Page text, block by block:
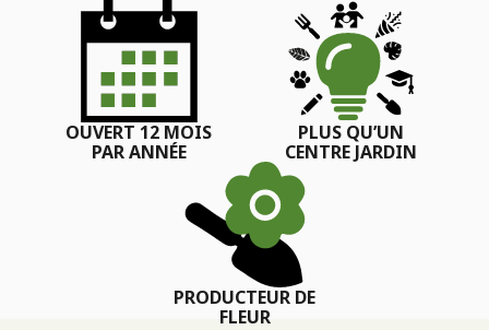
OUVERT 12 MOIS
PAR ANNÉE
PLUS QU’UN
CENTRE JARDIN
PRODUCTEUR DE
FLEUR